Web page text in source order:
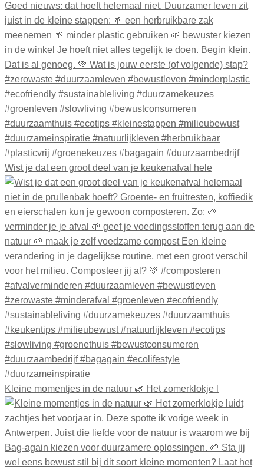
Wist je dat een groot deel van je keukenafval hele
Kleine momentjes in de natuur 🌿 Het zomerklokje l